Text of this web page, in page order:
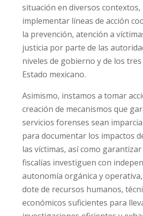
situación en diversos
implementar líneas de acción
la prevención, atención a
justicia por parte de las
niveles de gobierno y de los
Estado mexicano.
Asimismo, instamos a tomar
creación de mecanismos que
servicios forenses sean
para documentar los impactos
las víctimas, así como garantizar
fiscalías investiguen con
autonomía orgánica y
dote de recursos humanos,
económicos suficientes para